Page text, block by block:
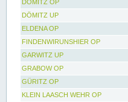
DÖMITZ OP
DÖMITZ UP
ELDENA OP
FINDENWIRUNSHIER OP
GARWITZ UP
GRABOW OP
GÜRITZ OP
KLEIN LAASCH WEHR OP